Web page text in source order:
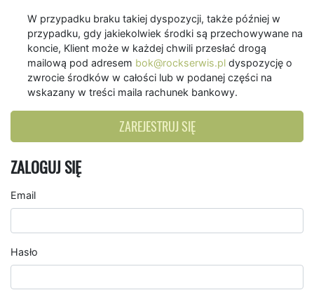
W przypadku braku takiej dyspozycji, także później w
przypadku, gdy jakiekolwiek środki są przechowywane na
koncie, Klient może w każdej chwili przesłać drogą
mailową pod adresem bok@rockserwis.pl dyspozycję o
zwrocie środków w całości lub w podanej części na
wskazany w treści maila rachunek bankowy.
ZAREJESTRUJ SIĘ
ZALOGUJ SIĘ
Email
Hasło